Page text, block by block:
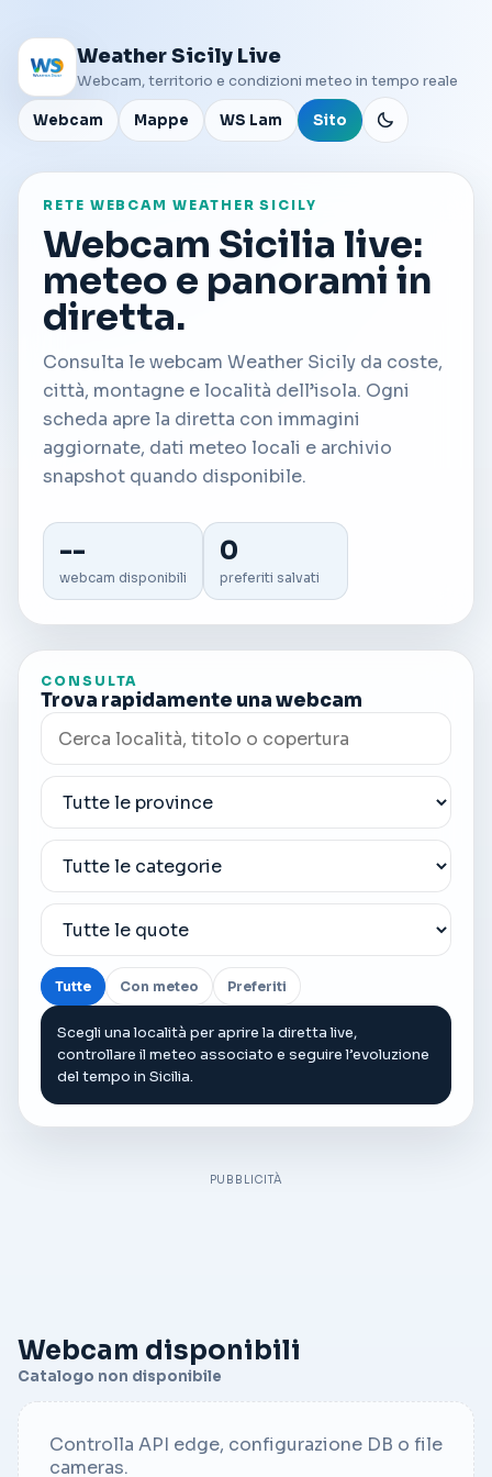
Weather Sicily Live
Webcam, territorio e condizioni meteo in tempo reale
Webcam Mappe WS Lam Sito
RETE WEBCAM WEATHER SICILY
Webcam Sicilia live:
meteo e panorami in
diretta.
Consulta le webcam Weather Sicily da coste,
città, montagne e località dell’isola. Ogni
scheda apre la diretta con immagini
aggiornate, dati meteo locali e archivio
snapshot quando disponibile.
--
webcam disponibili
0
preferiti salvati
CONSULTA
Trova rapidamente una webcam
Tutte Con meteo Preferiti
Scegli una località per aprire la diretta live,
controllare il meteo associato e seguire l’evoluzione
del tempo in Sicilia.
PUBBLICITÀ
Webcam disponibili
Catalogo non disponibile
Controlla API edge, configurazione DB o file
cameras.